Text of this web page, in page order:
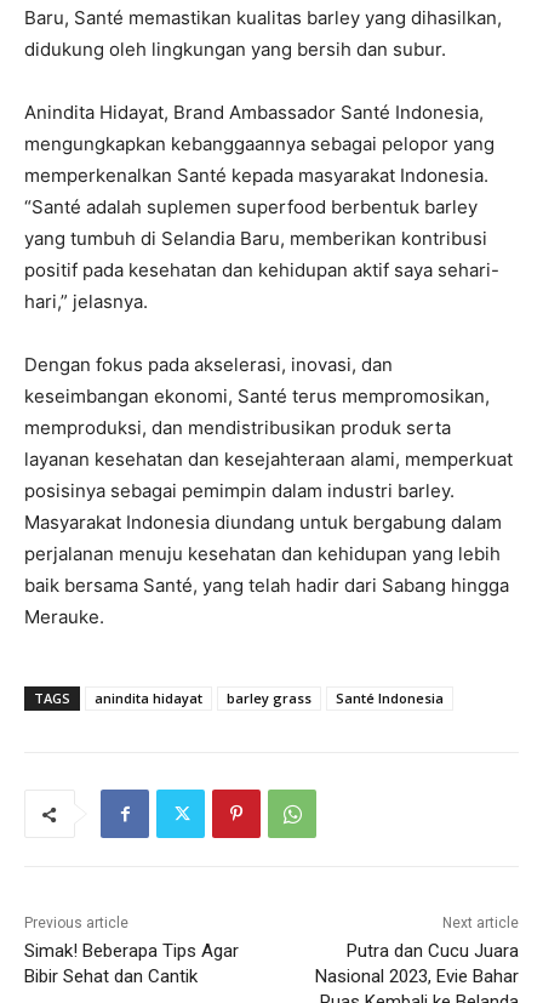
Baru, Santé memastikan kualitas barley yang dihasilkan,
didukung oleh lingkungan yang bersih dan subur.
Anindita Hidayat, Brand Ambassador Santé Indonesia,
mengungkapkan kebanggaannya sebagai pelopor yang
memperkenalkan Santé kepada masyarakat Indonesia.
“Santé adalah suplemen superfood berbentuk barley
yang tumbuh di Selandia Baru, memberikan kontribusi
positif pada kesehatan dan kehidupan aktif saya sehari-
hari,” jelasnya.
Dengan fokus pada akselerasi, inovasi, dan
keseimbangan ekonomi, Santé terus mempromosikan,
memproduksi, dan mendistribusikan produk serta
layanan kesehatan dan kesejahteraan alami, memperkuat
posisinya sebagai pemimpin dalam industri barley.
Masyarakat Indonesia diundang untuk bergabung dalam
perjalanan menuju kesehatan dan kehidupan yang lebih
baik bersama Santé, yang telah hadir dari Sabang hingga
Merauke.
TAGS anindita hidayat barley grass Santé Indonesia
Previous article
Simak! Beberapa Tips Agar
Bibir Sehat dan Cantik
Next article
Putra dan Cucu Juara
Nasional 2023, Evie Bahar